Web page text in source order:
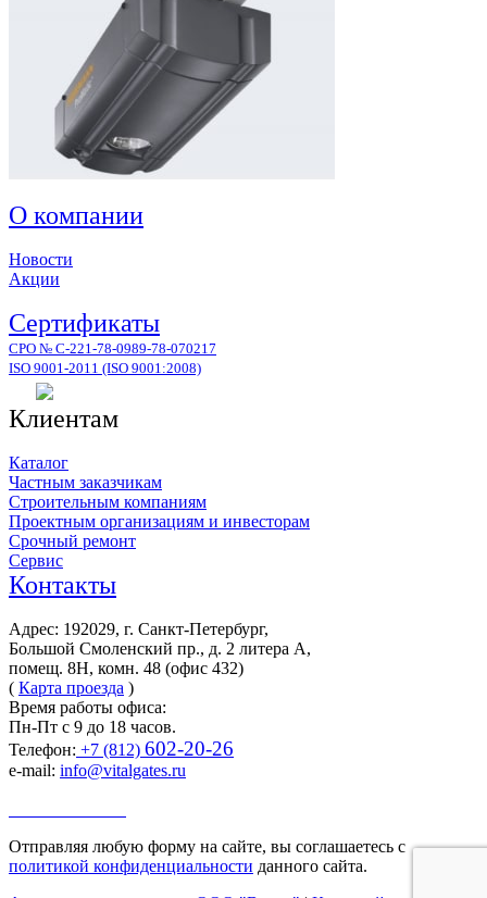
О компании
Новости
Акции
Сертификаты
СРО № С-221-78-0989-78-070217
ISO 9001-2011 (ISO 9001:2008)
Клиентам
Каталог
Частным заказчикам
Строительным компаниям
Проектным организациям и инвесторам
Срочный ремонт
Сервис
Контакты
Адрес: 192029, г. Санкт-Петербург,
Большой Смоленский пр., д. 2 литера А,
помещ. 8Н, комн. 48 (офис 432)
( Карта проезда )
Время работы офиса:
Пн-Пт с 9 до 18 часов.
Телефон: +7 (812) 602-20-26
e-mail: info@vitalgates.ru
Отправляя любую форму на сайте, вы соглашаетесь с
политикой конфиденциальности данного сайта.